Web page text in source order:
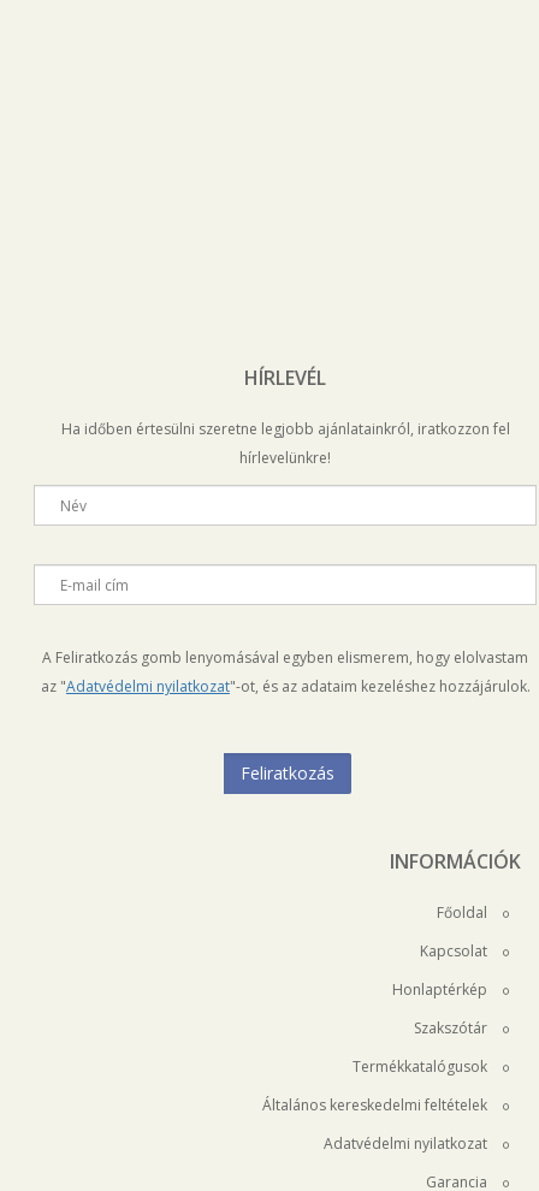
HÍRLEVÉL
Ha időben értesülni szeretne legjobb ajánlatainkról, iratkozzon fel
hírlevelünkre!
Név
E-mail cím
A Feliratkozás gomb lenyomásával egyben elismerem, hogy elolvastam
az "Adatvédelmi nyilatkozat"-ot, és az adataim kezeléshez hozzájárulok.
INFORMÁCIÓK
Főoldal
Kapcsolat
Honlaptérkép
Szakszótár
Termékkatalógusok
Általános kereskedelmi feltételek
Adatvédelmi nyilatkozat
Garancia